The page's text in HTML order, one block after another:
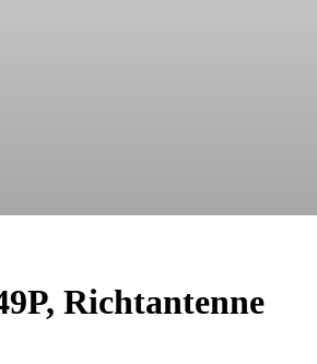
Richtantenne